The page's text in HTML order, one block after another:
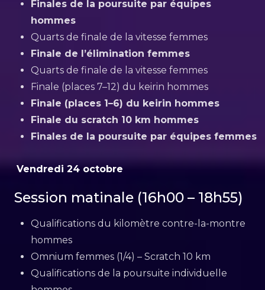
Finales de la poursuite par équipes
hommes
Quarts de finale de la vitesse femmes
Finale de l’élimination femmes
Quarts de finale de la vitesse femmes
Finale (places 7–12) du keirin hommes
Finale (places 1–6) du keirin hommes
Finale du scratch 10 km hommes
Finales de la poursuite par équipes femmes
Vendredi 24 octobre
Session matinale (16h00 – 18h55)
Qualifications du kilomètre contre-la-montre
hommes
Omnium femmes (1/4) – Scratch 10 km
Qualifications de la poursuite individuelle